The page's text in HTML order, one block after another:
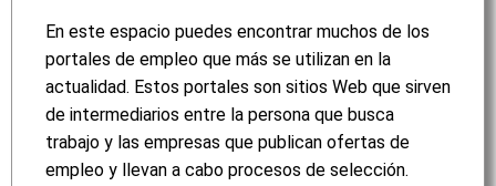
En este espacio puedes encontrar muchos de los
portales de empleo que más se utilizan en la
actualidad. Estos portales son sitios Web que sirven
de intermediarios entre la persona que busca
trabajo y las empresas que publican ofertas de
empleo y llevan a cabo procesos de selección.